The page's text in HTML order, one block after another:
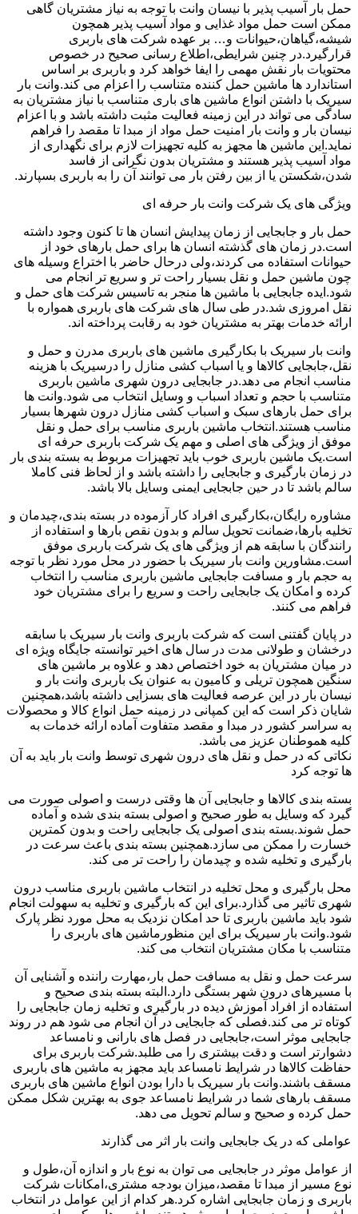
حمل بار آسیب پذیر با نیسان وانت با توجه به نیاز مشتریان گاهی
ممکن است حمل مواد غذایی و مواد آسیب پذیر همچون
شیشه،گیاهان،حیوانات و… بر عهده شرکت های باربری
قرارگیرد.در چنین شرایطی،اطلاع رسانی صحیح در خصوص
محتویات بار نقش مهمی را ایفا خواهد کرد و باربری بر اساس
استاندارد ها ماشین حمل کننده متناسب را اعزام می کند.وانت بار
سیریک با داشتن انواع ماشین های باری متناسب با نیاز مشتریان به
سادگی می تواند در این زمینه فعالیت مثبت داشته باشد و با اعزام
نیسان بار و وانت بار امنیت حمل مواد از مبدا تا مقصد را فراهم
نماید.این ماشین ها مجهز به کلیه تجهیزات لازم برای نگهداری از
مواد آسیب پذیر هستند و مشتریان بدون نگرانی از فاسد
شدن،شکستن یا از بین رفتن بار می توانند آن را به باربری بسپارند.
ویژگی های یک شرکت وانت بار حرفه ای
حمل بار و جابجایی از زمان پیدایش انسان ها تا کنون وجود داشته
است.در زمان های گذشته انسان ها برای حمل بارهای خود از
حیوانات استفاده می کردند،ولی درحال حاضر با اختراع وسیله های
چون ماشین حمل و نقل بسیار راحت تر و سریع تر انجام می
شود.ایده جابجایی با ماشین ها منجر به تاسیس شرکت های حمل و
نقل امروزی شد.در طی سال های شرکت های باربری همواره با
ارائه خدمات بهتر به مشتریان خود به رقابت پرداخته اند.
وانت بار سیریک با بکارگیری ماشین های باربری مدرن و حمل و
نقل،جابجایی کالاها و یا اسباب کشی منازل را درسیریک با هزینه
مناسب انجام می دهد.در جابجایی درون شهری ماشین باربری
متناسب با حجم و تعداد اسباب و وسایل انتخاب می شود.وانت ها
برای حمل بارهای سبک و اسباب کشی منازل درون شهرها بسیار
مناسب هستند.انتخاب ماشین باربری مناسب برای حمل و نقل
موفق از ویژگی های اصلی و مهم یک شرکت باربری حرفه ای
است.یک ماشین باربری خوب باید تجهیزات مربوط به بسته بندی بار
در زمان بارگیری و جابجایی را داشته باشد و از لحاظ فنی کاملا
سالم باشد تا در حین جابجایی ایمنی وسایل بالا باشد.
مشاوره رایگان،بکارگیری افراد کار آزموده در بسته بندی،چیدمان و
تخلیه بارها،ضمانت تحویل سالم و بدون نقص بارها و استفاده از
رانندگان با سابقه هم از ویژگی های یک شرکت باربری موفق
است.مشاورین وانت بار سیریک با حضور در محل مورد نظر با توجه
به حجم بار و مسافت جابجایی ماشین باربری مناسب را انتخاب
کرده و امکان یک جابجایی راحت و سریع را برای مشتریان خود
فراهم می کنند.
در پایان گفتنی است که شرکت باربری وانت بار سیریک با سابقه
درخشان و طولانی مدت در سال های اخیر توانسته جایگاه ویژه ای
در میان مشتریان به خود اختصاص دهد و علاوه بر ماشین های
سنگین همچون تریلی و کامیون به عنوان یک باربری وانت بار و
نیسان بار در این عرصه فعالیت های بسزایی داشته باشد،همچنین
شایان ذکر است که این کمپانی در زمینه حمل انواع کالا و محصولات
به سراسر کشور در مبدا و مقصد متفاوت آماده ارائه خدمات به
کلیه هموطنان عزیز می باشد.
نکاتی که در حمل و نقل های درون شهری توسط وانت بار باید به آن
ها توجه کرد
بسته بندی کالاها و جابجایی آن ها وقتی درست و اصولی صورت می
گیرد که وسایل به طور صحیح و اصولی بسته بندی شده و آماده
حمل شوند.بسته بندی اصولی یک جابجایی راحت و بدون کمترین
خسارت را ممکن می سازد.همچنین بسته بندی باعث سرعت در
بارگیری و تخلیه شده و چیدمان را راحت تر می کند.
محل بارگیری و محل تخلیه در انتخاب ماشین باربری مناسب درون
شهری تاثیر می گذارد.برای این که بارگیری و تخلیه به سهولت انجام
شود باید ماشین باربری تا حد امکان نزدیک به محل مورد نظر پارک
شود.وانت بار سیریک برای این منظورماشین های باربری را
متناسب با مکان مشتریان انتخاب می کند.
سرعت حمل و نقل به مسافت حمل بار،مهارت راننده و آشنایی آن
با مسیرهای درون شهر بستگی دارد.البته بسته بندی صحیح و
استفاده از افراد آموزش دیده در بارگیری و تخلیه زمان جابجایی را
کوتاه تر می کند.فصلی که جابجایی در آن انجام می شود هم در روند
جابجایی موثر است،جابجایی در فصل های بارانی و نامساعد
دشوارتر است و دقت بیشتری را می طلبد.شرکت باربری برای
حفاظت کالاها در شرایط نامساعد باید مجهز به ماشین های باربری
مسقف باشند.وانت بار سیریک با دارا بودن انواع ماشین های باربری
مسقف بارهای شما در شرایط نامساعد جوی به بهترین شکل ممکن
حمل کرده و صحیح و سالم تحویل می دهد.
عواملی که در یک جابجایی وانت بار اثر می گذارند
از عوامل موثر در جابجایی می توان به نوع بار و اندازه آن،طول و
نوع مسیر از مبدا تا مقصد،میزان بودجه مشتری،امکانات شرکت
باربری و زمان جابجایی اشاره کرد.هر کدام از این عوامل در انتخاب